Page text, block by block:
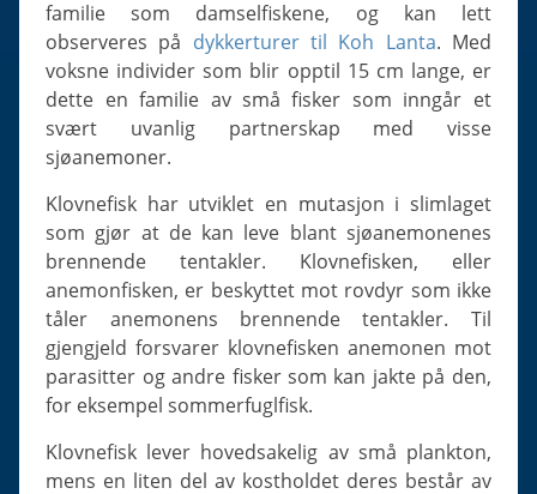
Slugs & Snails
Sea Stars, Urchins & Sea Cucumbers
Clams & Oysters
Sponges
Bristle Worms
Jellyfish
familie som damselfiskene, og kan lett
observeres på dykkerturer til Koh Lanta. Med
voksne individer som blir opptil 15 cm lange, er
dette en familie av små fisker som inngår et
svært uvanlig partnerskap med visse
sjøanemoner.
Klovnefisk har utviklet en mutasjon i slimlaget
som gjør at de kan leve blant sjøanemonenes
brennende tentakler. Klovnefisken, eller
anemonfisken, er beskyttet mot rovdyr som ikke
tåler anemonens brennende tentakler. Til
gjengjeld forsvarer klovnefisken anemonen mot
parasitter og andre fisker som kan jakte på den,
for eksempel sommerfuglfisk.
Klovnefisk lever hovedsakelig av små plankton,
mens en liten del av kostholdet deres består av